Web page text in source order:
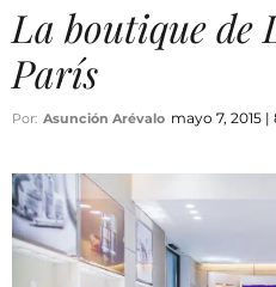
La boutique de
París
Por: Asunción Arévalo mayo 7, 2015